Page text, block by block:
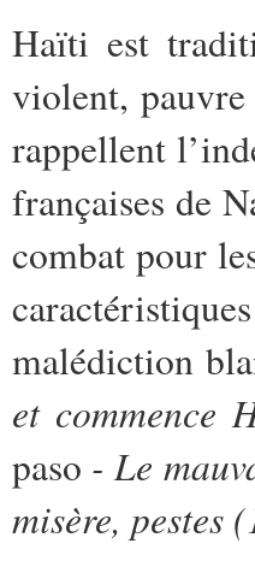
Haïti est
violent, pauvre
rappellent
françaises de
combat pour
malédiction
et commence
paso - Le
misère, pestes